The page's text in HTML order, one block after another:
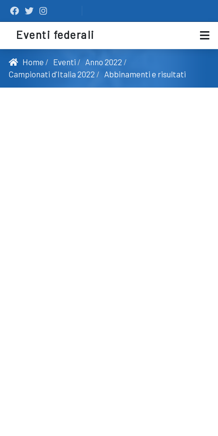
Eventi federali
Home Eventi
Anno 2022
Campionati d'Italia 2022
Abbinamenti e risultati